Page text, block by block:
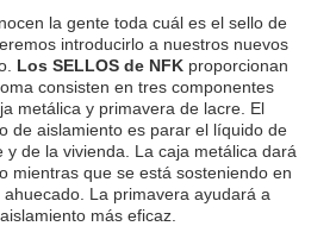
la gente toda cuál es el sello de
introducirlo a nuestros nuevos
Los SELLOS de NFK proporcionan
consisten en tres componentes
metálica y primavera de lacre. El
de aislamiento es parar el líquido de
y de la vivienda. La caja metálica dará
mientras que se está sosteniendo en
La primavera ayudará a
más eficaz.